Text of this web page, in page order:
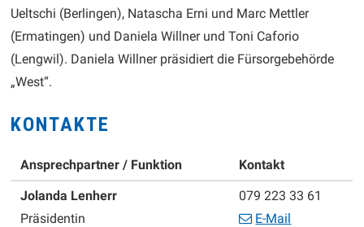
Ueltschi (Berlingen), Natascha Erni und Marc Mettler
(Ermatingen) und Daniela Willner und Toni Caforio
(Lengwil). Daniela Willner präsidiert die Fürsorgebehörde
„West“.
KONTAKTE
Ansprechpartner / Funktion
Kontakt
Jolanda LenherrFunktion
Präsidentin
Mobil
079 223 33 61
E-Mail